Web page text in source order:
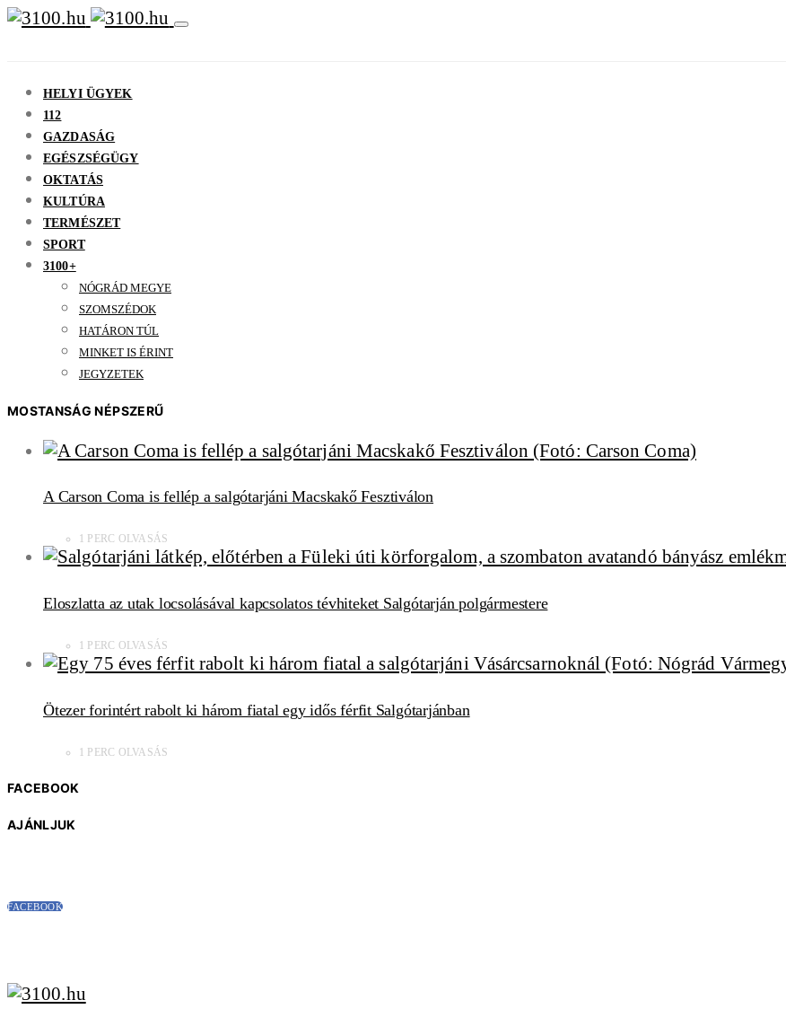
HELYI ÜGYEK
112
GAZDASÁG
EGÉSZSÉGÜGY
OKTATÁS
KULTÚRA
TERMÉSZET
SPORT
3100+
NÓGRÁD MEGYE
SZOMSZÉDOK
HATÁRON TÚL
MINKET IS ÉRINT
JEGYZETEK
MOSTANSÁG NÉPSZERŰ
A Carson Coma is fellép a salgótarjáni Macskakő Fesztiválon
1 PERC OLVASÁS
Eloszlatta az utak locsolásával kapcsolatos tévhiteket Salgótarján polgármestere
1 PERC OLVASÁS
Ötezer forintért rabolt ki három fiatal egy idős férfit Salgótarjánban
1 PERC OLVASÁS
FACEBOOK
AJÁNLJUK
FACEBOOK